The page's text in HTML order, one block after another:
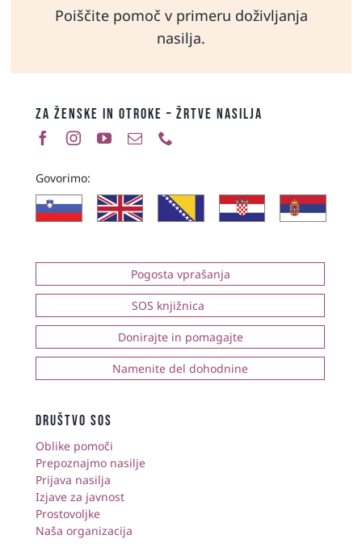
Poiščite pomoč v primeru doživljanja
nasilja.
ZA ŽENSKE IN OTROKE – ŽRTVE NASILJA
Govorimo:
Pogosta vprašanja
SOS knjižnica
Donirajte in pomagajte
Namenite del dohodnine
društvo sos
Oblike pomoči
Prepoznajmo nasilje
Prijava nasilja
Izjave za javnost
Prostovoljke
Naša organizacija